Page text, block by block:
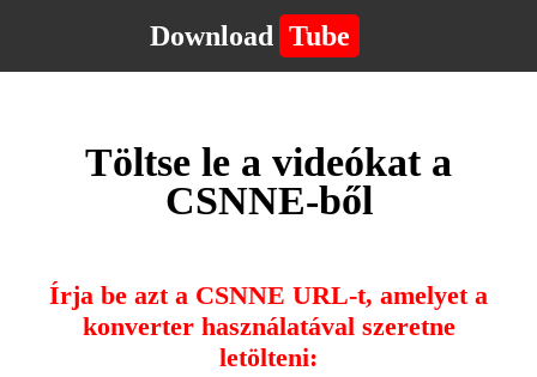
Download Tube
Töltse le a videókat a
CSNNE-ből
Írja be azt a CSNNE URL-t, amelyet a
konverter használatával szeretne
letölteni: